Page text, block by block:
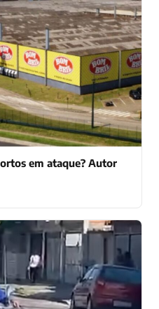
em ataque? Autor